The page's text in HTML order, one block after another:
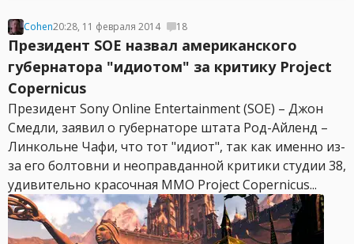
Cohen20:28, 11 февраля 2014 18
Президент SOE назвал американского
губернатора "идиотом" за критику Project
Copernicus
Президент Sony Online Entertainment (SOE) – Джон
Смедли, заявил о губернаторе штата Род-Айленд –
Линкольне Чафи, что тот "идиот", так как именно из-
за его болтовни и неоправданной критики студии 38,
удивительно красочная MMO Project Copernicus...